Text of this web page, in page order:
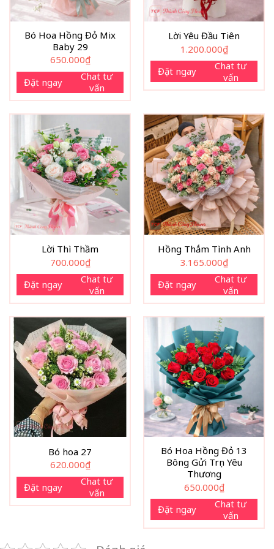
Bó Hoa Hồng Đỏ Mix
Baby 29
650.000₫
Đặt ngay
Chat tư
vấn
Lời Yêu Đầu Tiên
1.200.000₫
Đặt ngay
Chat tư
vấn
Lời Thì Thầm
700.000₫
Đặt ngay
Chat tư
vấn
Hồng Thắm Tình Anh
3.165.000₫
Đặt ngay
Chat tư
vấn
Bó hoa 27
620.000₫
Đặt ngay
Chat tư
vấn
Bó Hoa Hồng Đỏ 13
Bông Gửi Trọn Yêu
Thương
650.000₫
Đặt ngay
Chat tư
vấn